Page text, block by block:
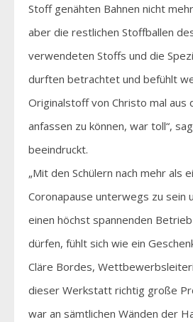
Stoff genähten Bahnen nicht
aber die restlichen Stoffballen
verwendeten Stoffs und die
durften betrachtet und befühlt
Originalstoff von Christo mal aus
anfassen zu können, war toll“,
beeindruckt.
„Mit den Schülern nach mehr als
Coronapause unterwegs zu sein
einen höchst spannenden
dürfen, fühlt sich wie ein
Cläre Bordes,
dieser Werkstatt richtig große
war an sämtlichen Wänden der